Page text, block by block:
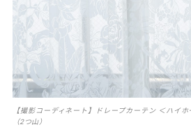
【撮影コーディネート】ドレープカーテン ＜ハイ
（2つ山）